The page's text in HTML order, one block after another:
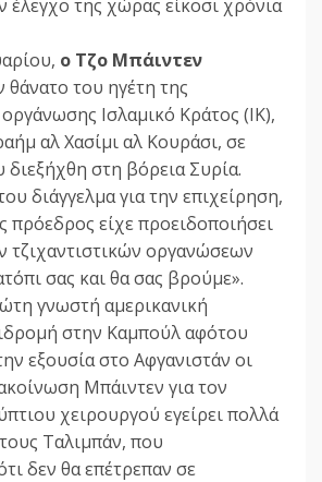
έλεγχο της χώρας είκοσι χρόνια
ο Τζο Μπάιντεν
θάνατο του ηγέτη της
οργάνωσης Ισλαμικό Κράτος (ΙΚ),
αλ Χασίμι αλ Κουράσι, σε
διεξήχθη στη βόρεια Συρία.
διάγγελμα για την επιχείρηση,
πρόεδρος είχε προειδοποιήσει
τζιχαντιστικών οργανώσεων
σας και θα σας βρούμε».
γνωστή αμερικανική
στην Καμπούλ αφότου
εξουσία στο Αφγανιστάν οι
Μπάιντεν για τον
χειρουργού εγείρει πολλά
Ταλιμπάν, που
δεν θα επέτρεπαν σε